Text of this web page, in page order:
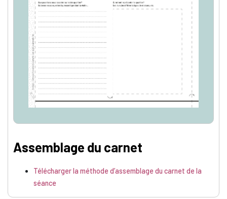
Assemblage du carnet
Télécharger la méthode d’assemblage du carnet de la
séance